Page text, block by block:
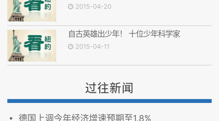
2015-04-20
自古英雄出少年！ 十位少年科学家
2015-04-11
过往新闻
德国上调今年经济增速预期至1.8%